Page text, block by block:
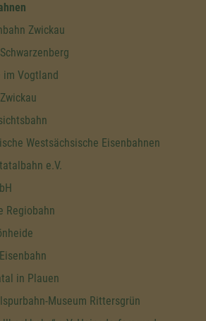
Zwickau
im Vogtland
Westsächsische Eisenbahnen
e.V.
Regiobahn
in Plauen
Museum Rittersgrün